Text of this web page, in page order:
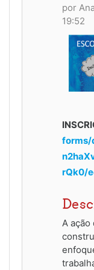
por
19:52
forms/
rQk0/
A